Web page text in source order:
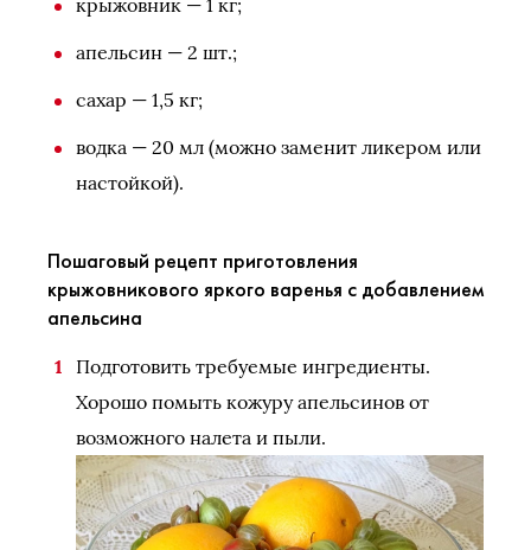
крыжовник — 1 кг;
апельсин — 2 шт.;
сахар — 1,5 кг;
водка — 20 мл (можно заменит ликером или
настойкой).
Пошаговый рецепт приготовления
крыжовникового яркого варенья с добавлением
апельсина
Подготовить требуемые ингредиенты.
Хорошо помыть кожуру апельсинов от
возможного налета и пыли.